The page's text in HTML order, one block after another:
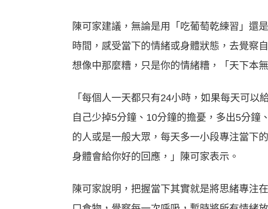
陳可家建議，無論是用「吃葡萄乾練習」還
時間，感受當下的情緒或身體狀態，去覺察
想像中那麼糟，只是你的情緒糟，「天下本
「每個人一天都只有24小時，如果每天可
自己少掉5分鐘、10分鐘的擔憂，多出5分
的人或是一般大眾，每天多一小段專注當下
身體會給你好的回應，」陳可家表示。
陳可家說明，把握當下其實就是將思緒專注